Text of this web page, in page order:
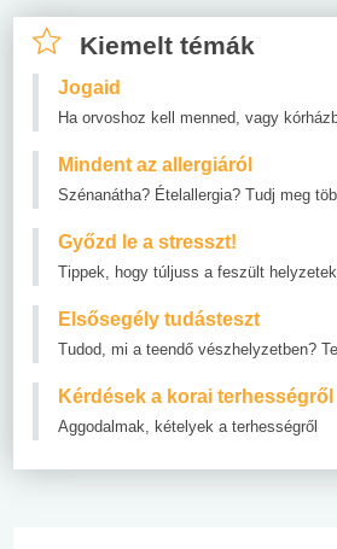
Kiemelt témák
Jogaid
Ha orvoshoz kell menned, vagy
Mindent az allergiáról
Szénanátha? Ételallergia? Tudj meg
Győzd le a stresszt!
Tippek, hogy túljuss a feszült
Elsősegély tudásteszt
Tudod, mi a teendő vészhelyzetben?
Kérdések a korai terhességről
Aggodalmak, kételyek a terhességről